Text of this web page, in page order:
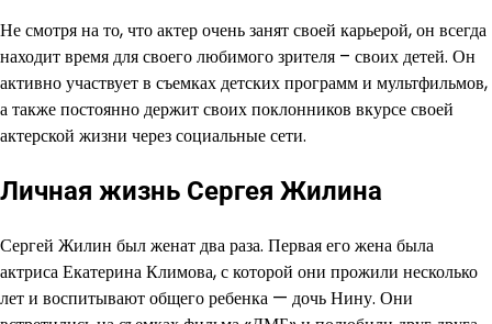
Не смотря на то, что актер очень занят своей карьерой, он всегда
находит время для своего любимого зрителя – своих детей. Он
активно участвует в съемках детских программ и мультфильмов,
а также постоянно держит своих поклонников вкурсе своей
актерской жизни через социальные сети.
Личная жизнь Сергея Жилина
Сергей Жилин был женат два раза. Первая его жена была
актриса Екатерина Климова, с которой они прожили несколько
лет и воспитывают общего ребенка — дочь Нину. Они